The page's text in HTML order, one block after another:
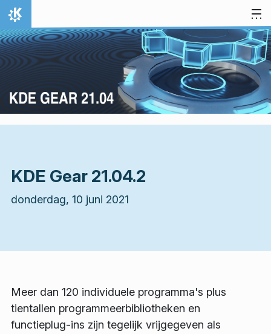
Spring naar inhoud
Thuis
KDE Gear 21.04.2
donderdag, 10 juni 2021
Meer dan 120 individuele programma's plus
tientallen programmeerbibliotheken en
functieplug-ins zijn tegelijk vrijgegeven als